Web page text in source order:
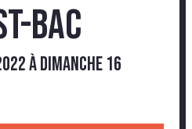
bac
àdimanche 16